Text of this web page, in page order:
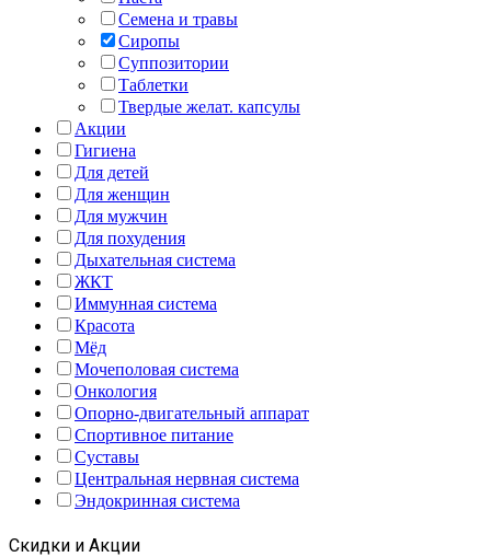
Семена и травы
Сиропы
Суппозитории
Таблетки
Твердые желат. капсулы
Акции
Гигиена
Для детей
Для женщин
Для мужчин
Для похудения
Дыхательная система
ЖКТ
Иммунная система
Красота
Мёд
Мочеполовая система
Онкология
Опорно-двигательный аппарат
Спортивное питание
Суставы
Центральная нервная система
Эндокринная система
Скидки и Акции